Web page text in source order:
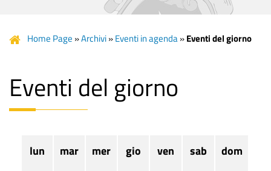
Home Page »Archivi»Eventi in agenda»Eventi del giorno
Eventi del giorno
lun mar mer gio ven sab dom